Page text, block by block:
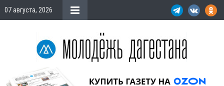
07 августа, 2026